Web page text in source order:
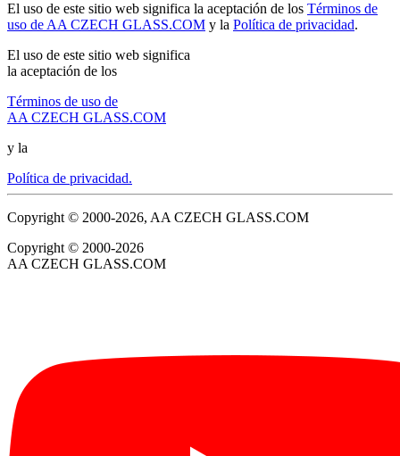
El uso de este sitio web significa la aceptación de los Términos de
uso de AA CZECH GLASS.COM y la Política de privacidad.
El uso de este sitio web significa
la aceptación de los
Términos de uso de
AA CZECH GLASS.COM
y la
Política de privacidad.
Copyright © 2000-2026, AA CZECH GLASS.COM
Copyright © 2000-2026
AA CZECH GLASS.COM